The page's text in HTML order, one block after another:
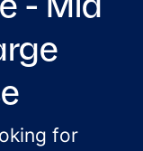
for